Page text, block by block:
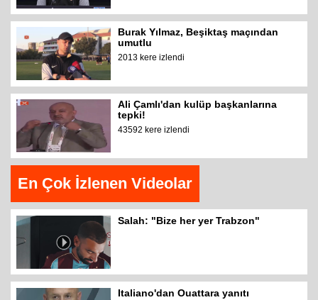
Burak Yılmaz, Beşiktaş maçından
umutlu
2013 kere izlendi
Ali Çamlı'dan kulüp başkanlarına
tepki!
43592 kere izlendi
En Çok İzlenen Videolar
Salah: "Bize her yer Trabzon"
Italiano'dan Ouattara yanıtı